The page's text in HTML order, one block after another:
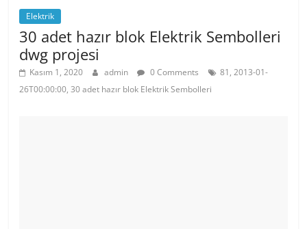
Elektrik
30 adet hazır blok Elektrik Sembolleri
dwg projesi
Kasım 1, 2020 admin 0 Comments
81, 2013-01-
26T00:00:00, 30 adet hazır blok Elektrik Sembolleri